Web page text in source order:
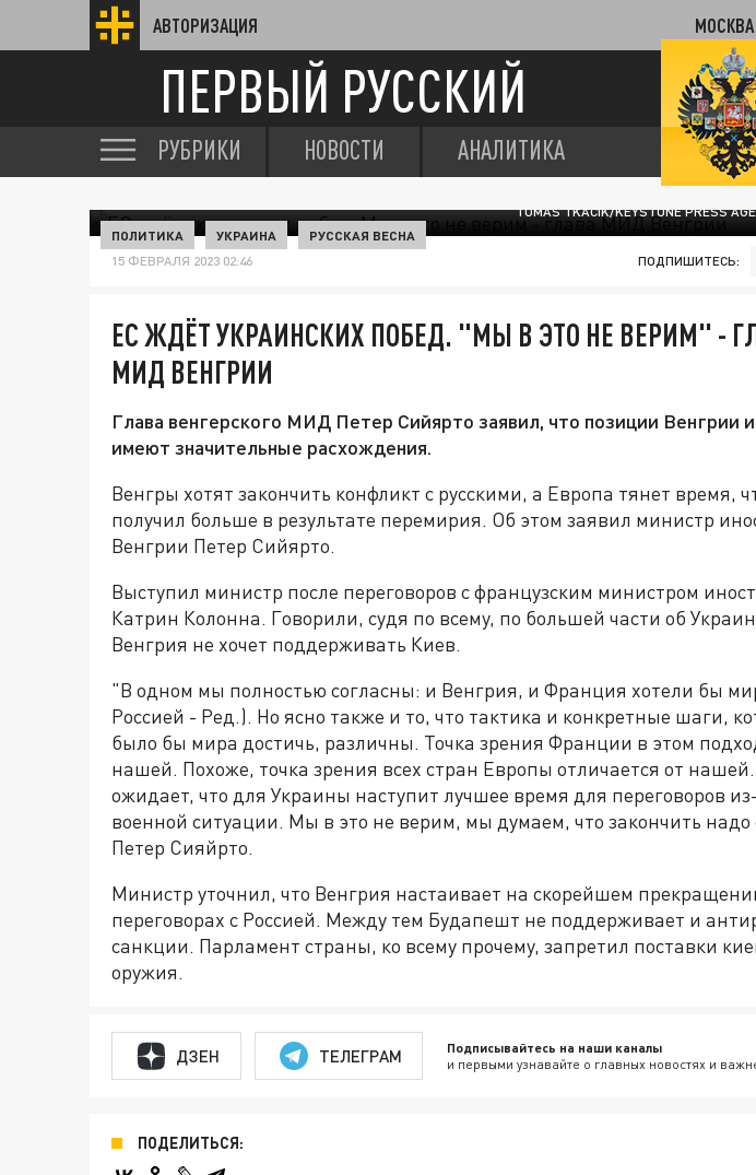
АВТОРИЗАЦИЯ МОСКВА
ПЕРВЫЙ РУССКИЙ
РУБРИКИ НОВОСТИ АНАЛИТИКА
TOMAS TKACIK/KEYSTONE PRESS
ПОЛИТИКА УКРАИНА РУССКАЯ ВЕСНА
15 ФЕВРАЛЯ 2023 02:46 ПОДПИШИТЕСЬ:
ЕС ЖДЁТ УКРАИНСКИХ ПОБЕД. "МЫ В ЭТО НЕ ВЕРИМ" -
МИД ВЕНГРИИ
Глава венгерского МИД Петер Сийярто заявил, что позиции Венгрии
имеют значительные расхождения.
Венгры хотят закончить конфликт с русскими, а Европа тянет время,
получил больше в результате перемирия. Об этом заявил министр
Венгрии Петер Сийярто.
Выступил министр после переговоров с французским министром
Катрин Колонна. Говорили, судя по всему, по большей части об
Венгрия не хочет поддерживать Киев.
"В одном мы полностью согласны: и Венгрия, и Франция хотели бы
Россией - Ред.). Но ясно также и то, что тактика и конкретные шаги,
было бы мира достичь, различны. Точка зрения Франции в этом
нашей. Похоже, точка зрения всех стран Европы отличается от
ожидает, что для Украины наступит лучшее время для переговоров
военной ситуации. Мы в это не верим, мы думаем, что закончить надо
Петер Сияйрто.
Министр уточнил, что Венгрия настаивает на скорейшем
переговорах с Россией. Между тем Будапешт не поддерживает и
санкции. Парламент страны, ко всему прочему, запретил поставки
оружия.
ДЗЕН ТЕЛЕГРАМ Подписывайтесь на наши каналы
и первыми узнавайте о главных новостях и
ПОДЕЛИТЬСЯ: